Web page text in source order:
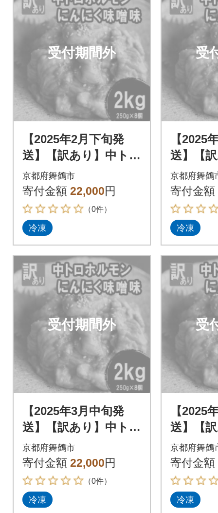
受付期間外
【2025年2月下旬発
送】【訳あり】中トロ
ホルモン シマ腸 2kg
(250g×8) 大蒜味噌味
京都府舞鶴市
寄付金額 22,000円
（0件）
冷凍
受
【2025
送】【
ホルモ
京都府舞鶴
寄付金額
冷凍
受付期間外
【2025年3月中旬発
送】【訳あり】中トロ
ホルモン シマ腸 2kg
(250g×8) 大蒜味噌味
京都府舞鶴市
寄付金額 22,000円
（0件）
冷凍
受
【2025
送】【
ホルモ
京都府舞鶴
寄付金額
冷凍